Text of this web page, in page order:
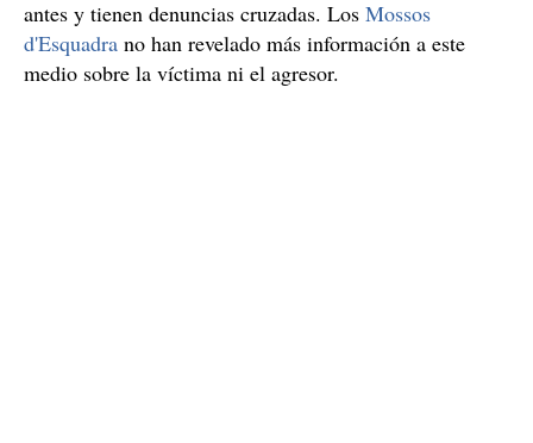
antes y tienen denuncias cruzadas. Los Mossos
d'Esquadra no han revelado más información a este
medio sobre la víctima ni el agresor.